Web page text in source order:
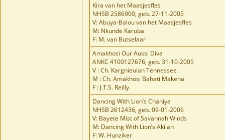
Kira van het Maasjesfles
NHSB 2586900, geb. 27-11-2005
V: Abuya-Balou van het Maasjesfles
M: Nkunde Karuba
F: M. van Butselaar
Amakhosi Our Aussi Diva
ANKC 4100127676, geb. 31-10-2005
V : Ch. Kargnieulan Tennessee
M : Ch. Amakhosi Bahati Makena
F : J.T.S. Reilly
Dancing With Lion’s Chaniya
NHSB 2612436, geb. 09-01-2006
V: Bayete Mist of Savannah Winds
M: Dancing With Lion’s Akilah
F: W. Hunziker